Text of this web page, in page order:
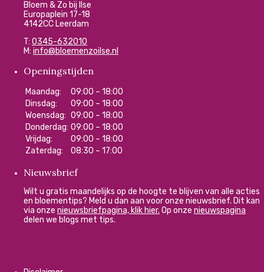
Bloem & Zo bij Ilse
Europaplein 17-18
4142CC Leerdam
T: 0345-632010
M: info@bloemenzoilse.nl
Openingstijden
Maandag:
09:00 – 18:00
Dinsdag:
09:00 – 18:00
Woensdag: 09:00 – 18:00
Donderdag: 09:00 – 18:00
Vrijdag:
09:00 – 18:00
Zaterdag:
08:30 – 17:00
Nieuwsbrief
Wilt u gratis maandelijks op de hoogte te blijven van alle acties
en bloementips? Meld u dan aan voor onze nieuwsbrief. Dit kan
via onze nieuwsbriefpagina, klik hier. Op onze nieuwspagina
delen we blogs met tips.